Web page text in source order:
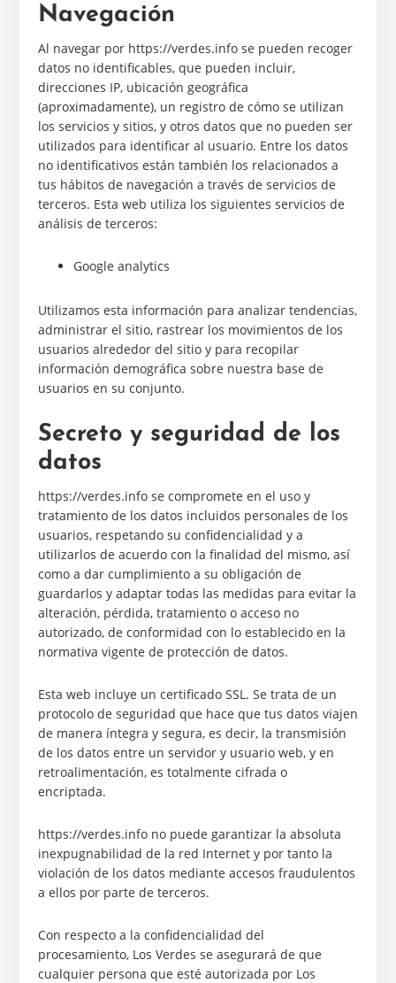
Navegación
Al navegar por https://verdes.info se pueden recoger
datos no identificables, que pueden incluir,
direcciones IP, ubicación geográfica
(aproximadamente), un registro de cómo se utilizan
los servicios y sitios, y otros datos que no pueden ser
utilizados para identificar al usuario. Entre los datos
no identificativos están también los relacionados a
tus hábitos de navegación a través de servicios de
terceros. Esta web utiliza los siguientes servicios de
análisis de terceros:
Google analytics
Utilizamos esta información para analizar tendencias,
administrar el sitio, rastrear los movimientos de los
usuarios alrededor del sitio y para recopilar
información demográfica sobre nuestra base de
usuarios en su conjunto.
Secreto y seguridad de los
datos
https://verdes.info se compromete en el uso y
tratamiento de los datos incluidos personales de los
usuarios, respetando su confidencialidad y a
utilizarlos de acuerdo con la finalidad del mismo, así
como a dar cumplimiento a su obligación de
guardarlos y adaptar todas las medidas para evitar la
alteración, pérdida, tratamiento o acceso no
autorizado, de conformidad con lo establecido en la
normativa vigente de protección de datos.
Esta web incluye un certificado SSL. Se trata de un
protocolo de seguridad que hace que tus datos viajen
de manera íntegra y segura, es decir, la transmisión
de los datos entre un servidor y usuario web, y en
retroalimentación, es totalmente cifrada o
encriptada.
https://verdes.info no puede garantizar la absoluta
inexpugnabilidad de la red Internet y por tanto la
violación de los datos mediante accesos fraudulentos
a ellos por parte de terceros.
Con respecto a la confidencialidad del
procesamiento, Los Verdes se asegurará de que
cualquier persona que esté autorizada por Los